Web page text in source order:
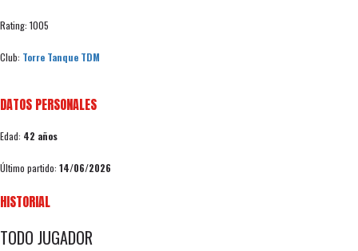
Rating: 1005
Club: Torre Tanque TDM
DATOS PERSONALES
Edad: 42 años
Último partido: 14/06/2026
HISTORIAL
TODO JUGADOR